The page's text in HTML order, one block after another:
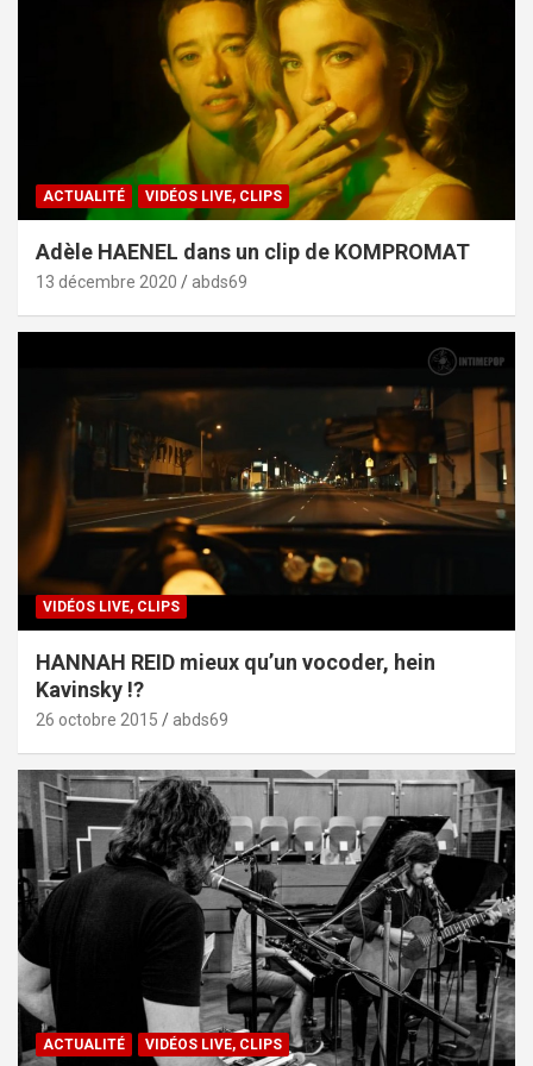
ACTUALITÉ VIDÉOS LIVE, CLIPS
Adèle HAENEL dans un clip de KOMPROMAT
13 décembre 2020 abds69
VIDÉOS LIVE, CLIPS
HANNAH REID mieux qu’un vocoder, hein
Kavinsky !?
26 octobre 2015 abds69
ACTUALITÉ VIDÉOS LIVE, CLIPS